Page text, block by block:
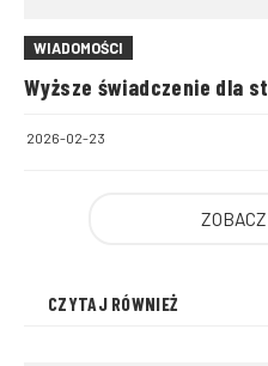
WIADOMOŚCI
Wyższe świadczenie dla
2026-02-23
CZYTAJ RÓWNIEŻ